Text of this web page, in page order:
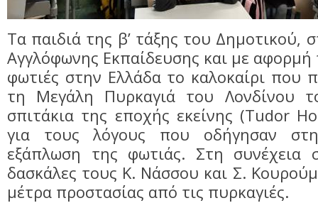
Τα παιδιά της β’ τάξης του Δημοτικού,
Αγγλόφωνης Εκπαίδευσης και με αφορμή
φωτιές στην Ελλάδα το καλοκαίρι που
τη Μεγάλη Πυρκαγιά του Λονδίνου
σπιτάκια της εποχής εκείνης (Tudor
για τους λόγους που οδήγησαν
εξάπλωση της φωτιάς. Στη συνέχεια
δασκάλες τους K. Νάσσου και Σ.
μέτρα προστασίας από τις πυρκαγιές.